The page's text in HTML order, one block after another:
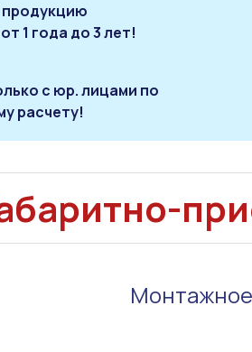
продукцию
1 года до 3 лет!
с юр. лицами по
расчету!
Монтажное